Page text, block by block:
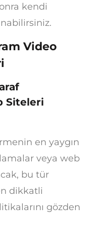
kendi
Video
Siteleri
en yaygın
veya web
bu tür
dikkatli
gözden